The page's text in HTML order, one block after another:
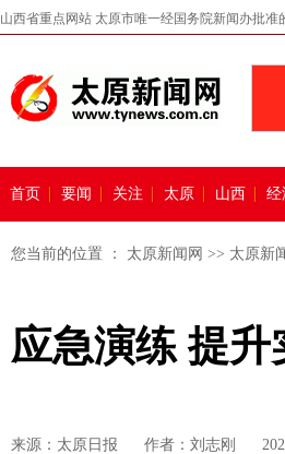
山西省重点网站 太原市唯一经国务院新闻办批准
首页 要闻 关注 太原 山西 经
您当前的位置 ： 太原新闻网 >> 太原新
应急演练 提升
来源： 太原日报 作者：刘志刚